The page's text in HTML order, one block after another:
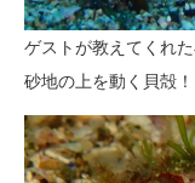
ゲストが教えてくれた
砂地の上を動く貝殻